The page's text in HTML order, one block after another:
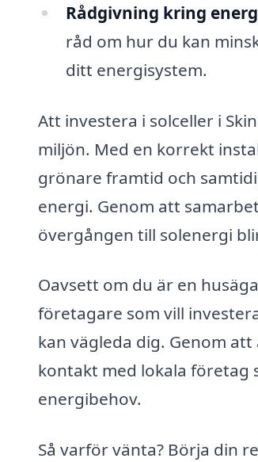
Rådgivning kring
råd om hur du kan
ditt energisystem.
Att investera i solceller i
miljön. Med en korrekt
grönare framtid och
energi. Genom att
övergången till solenergi
Oavsett om du är en
företagare som vill
kan vägleda dig. Genom
kontakt med lokala företag
energibehov.
Så varför vänta? Börja din